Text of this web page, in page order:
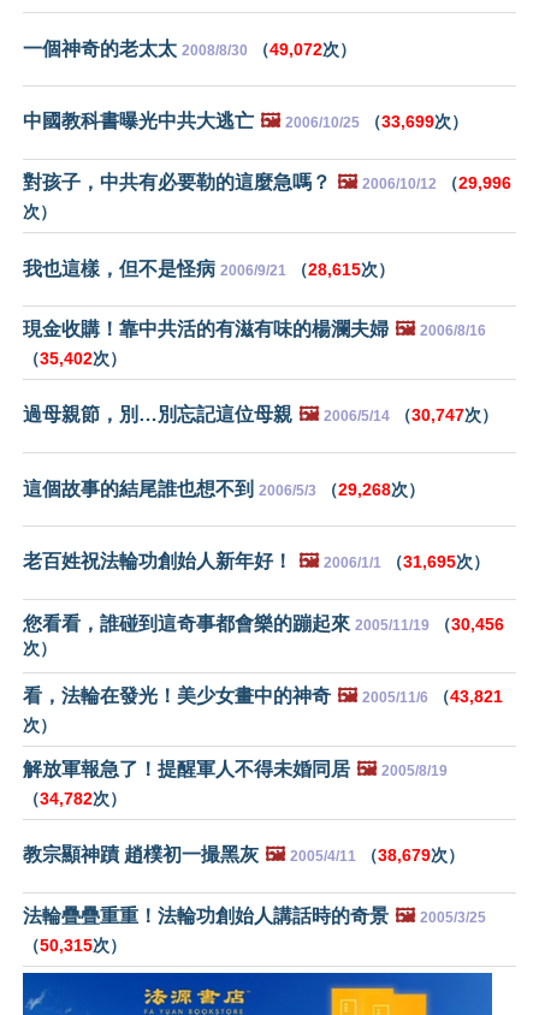
一個神奇的老太太 2008/8/30 （49,072次）
中國教科書曝光中共大逃亡 🖼️ 2006/10/25 （33,699次）
對孩子，中共有必要勒的這麼急嗎？ 🖼️ 2006/10/12 （29,996
次）
我也這樣，但不是怪病 2006/9/21 （28,615次）
現金收購！靠中共活的有滋有味的楊瀾夫婦 🖼️ 2006/8/16
（35,402次）
過母親節，別…別忘記這位母親 🖼️ 2006/5/14 （30,747次）
這個故事的結尾誰也想不到 2006/5/3 （29,268次）
老百姓祝法輪功創始人新年好！ 🖼️ 2006/1/1 （31,695次）
您看看，誰碰到這奇事都會樂的蹦起來 2005/11/19 （30,456
次）
看，法輪在發光！美少女畫中的神奇 🖼️ 2005/11/6 （43,821
次）
解放軍報急了！提醒軍人不得未婚同居 🖼️ 2005/8/19
（34,782次）
教宗顯神蹟 趙樸初一撮黑灰 🖼️ 2005/4/11 （38,679次）
法輪疊疊重重！法輪功創始人講話時的奇景 🖼️ 2005/3/25
（50,315次）